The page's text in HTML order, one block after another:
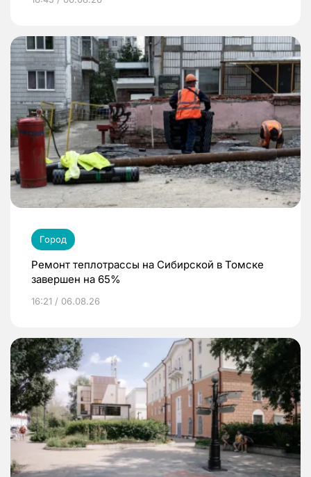
Город
Ремонт теплотрассы на Сибирской в Томске
завершен на 65%
16:21 / 06.08.26